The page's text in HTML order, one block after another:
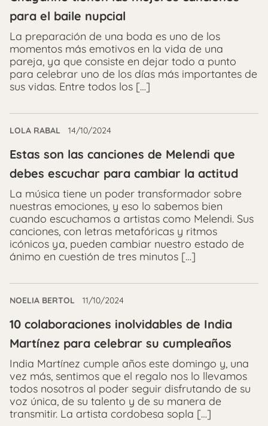
para el baile nupcial
La preparación de una boda es uno de los
momentos más emotivos en la vida de una
pareja, ya que consiste en dejar todo a punto
para celebrar uno de los días más importantes de
sus vidas. Entre todos los […]
LOLA RABAL 14/10/2024
Estas son las canciones de Melendi que
debes escuchar para cambiar la actitud
La música tiene un poder transformador sobre
nuestras emociones, y eso lo sabemos bien
cuando escuchamos a artistas como Melendi. Sus
canciones, con letras metafóricas y ritmos
icónicos ya, pueden cambiar nuestro estado de
ánimo en cuestión de tres minutos […]
NOELIA BERTOL 11/10/2024
10 colaboraciones inolvidables de India
Martínez para celebrar su cumpleaños
India Martínez cumple años este domingo y, una
vez más, sentimos que el regalo nos lo llevamos
todos nosotros al poder seguir disfrutando de su
voz única, de su talento y de su manera de
transmitir. La artista cordobesa sopla […]